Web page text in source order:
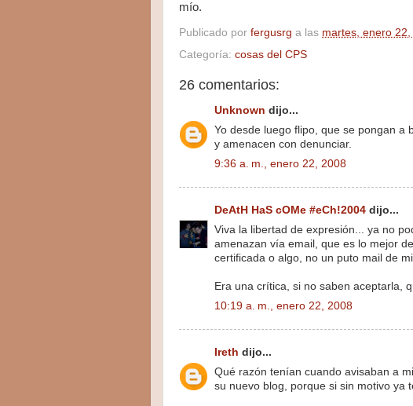
mío.
Publicado por fergusrg a las martes, enero
Categoría: cosas del CPS
26 comentarios:
Unknown dijo...
Yo desde luego flipo, que se pongan a
y amenacen con denunciar.
9:36 a. m., enero 22, 2008
DeAtH HaS cOMe #eCh!2004 dijo...
Viva la libertad de expresión... ya no
amenazan vía email, que es lo mejor
certificada o algo, no un puto mail de
Era una crítica, si no saben aceptarla,
10:19 a. m., enero 22, 2008
Ireth dijo...
Qué razón tenían cuando avisaban a
su nuevo blog, porque si sin motivo ya